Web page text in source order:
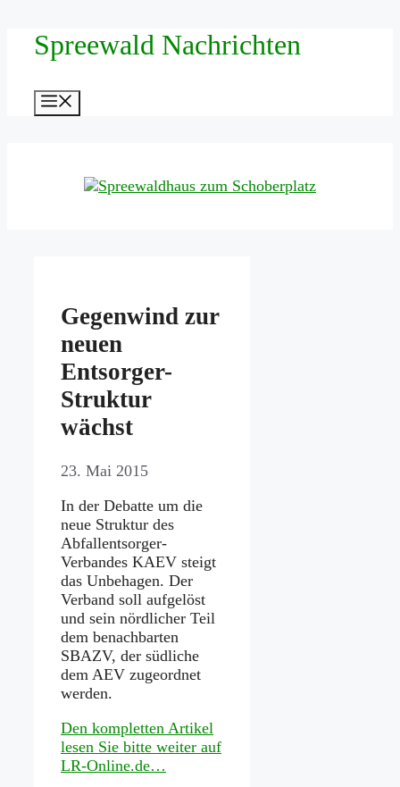
Zum
InhaltSpreewald Nachrichten
Gegenwind zur
neuen
Entsorger-
Struktur
wächst
23. Mai 2015
In der Debatte um die
neue Struktur des
Abfallentsorger-
Verbandes KAEV steigt
das Unbehagen. Der
Verband soll aufgelöst
und sein nördlicher Teil
dem benachbarten
SBAZV, der südliche
dem AEV zugeordnet
werden.
Den kompletten Artikel
lesen Sie bitte weiter auf
LR-Online.de…